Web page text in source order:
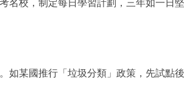
名校，制定每日學習計劃，三年如一
如某國推行「垃圾分類」政策，先試